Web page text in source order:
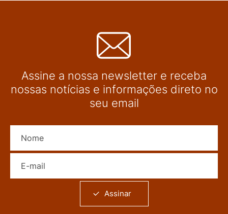
Assine a nossa newsletter e receba
nossas notícias e informações direto no
seu email
Assinar